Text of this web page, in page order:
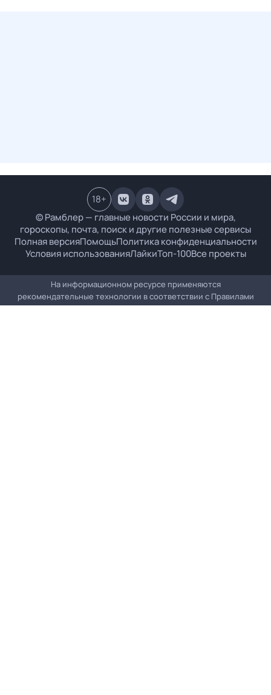
© Рамблер — главные новости России и мира,
гороскопы, почта, поиск и другие полезные сервисы
Полная версияПомощьПолитика конфиденциальности
Условия использованияЛайкиТоп-100Все проекты
18+
На информационном ресурсе применяются
рекомендательные технологии в соответствии с Правилами